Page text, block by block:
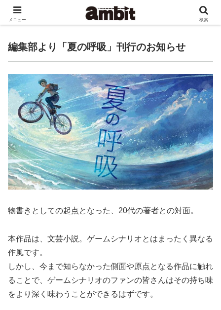
ゲーム書籍等を手がける文京区の小さな出版社です。
編集部より「夏の呼吸」刊行のお知らせ
物書きとしての起点となった、20代の著者との対面。
本作品は、文芸小説。ゲームシナリオとはまったく異なる
作風です。
しかし、今まで知らなかった側面や原点となる作品に触れ
ることで、ゲームシナリオのファンの皆さんはその持ち味
をより深く味わうことができるはずです。
メニュー 検索